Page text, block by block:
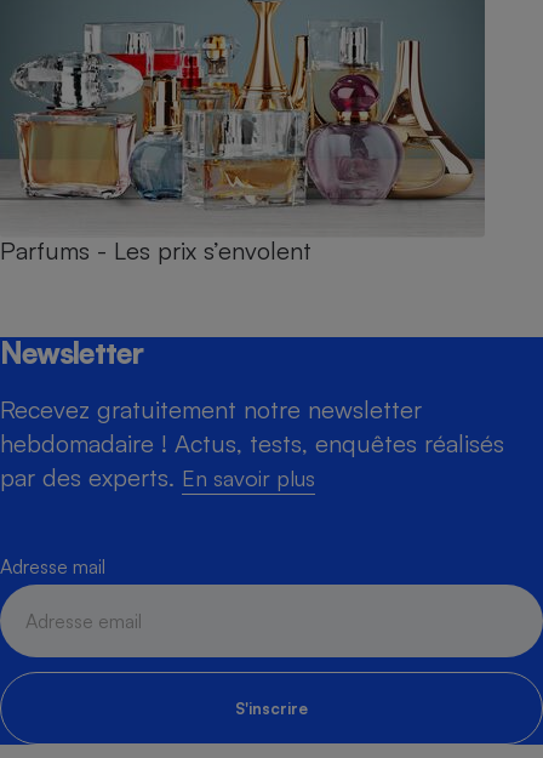
Parfums - Les prix s’envolent
Newsletter
Recevez gratuitement notre newsletter
hebdomadaire ! Actus, tests, enquêtes réalisés
par des experts. En savoir plus
Adresse mail
S'inscrire